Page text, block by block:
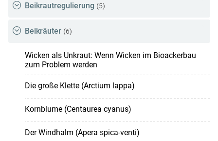
Beikrautregulierung (5)
Beikräuter (6)
Wicken als Unkraut: Wenn Wicken im Bioackerbau
zum Problem werden
Die große Klette (Arctium lappa)
Kornblume (Centaurea cyanus)
Der Windhalm (Apera spica-venti)